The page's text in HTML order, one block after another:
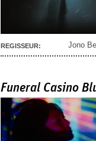
REGISSEUR: Jono
Funeral Casino